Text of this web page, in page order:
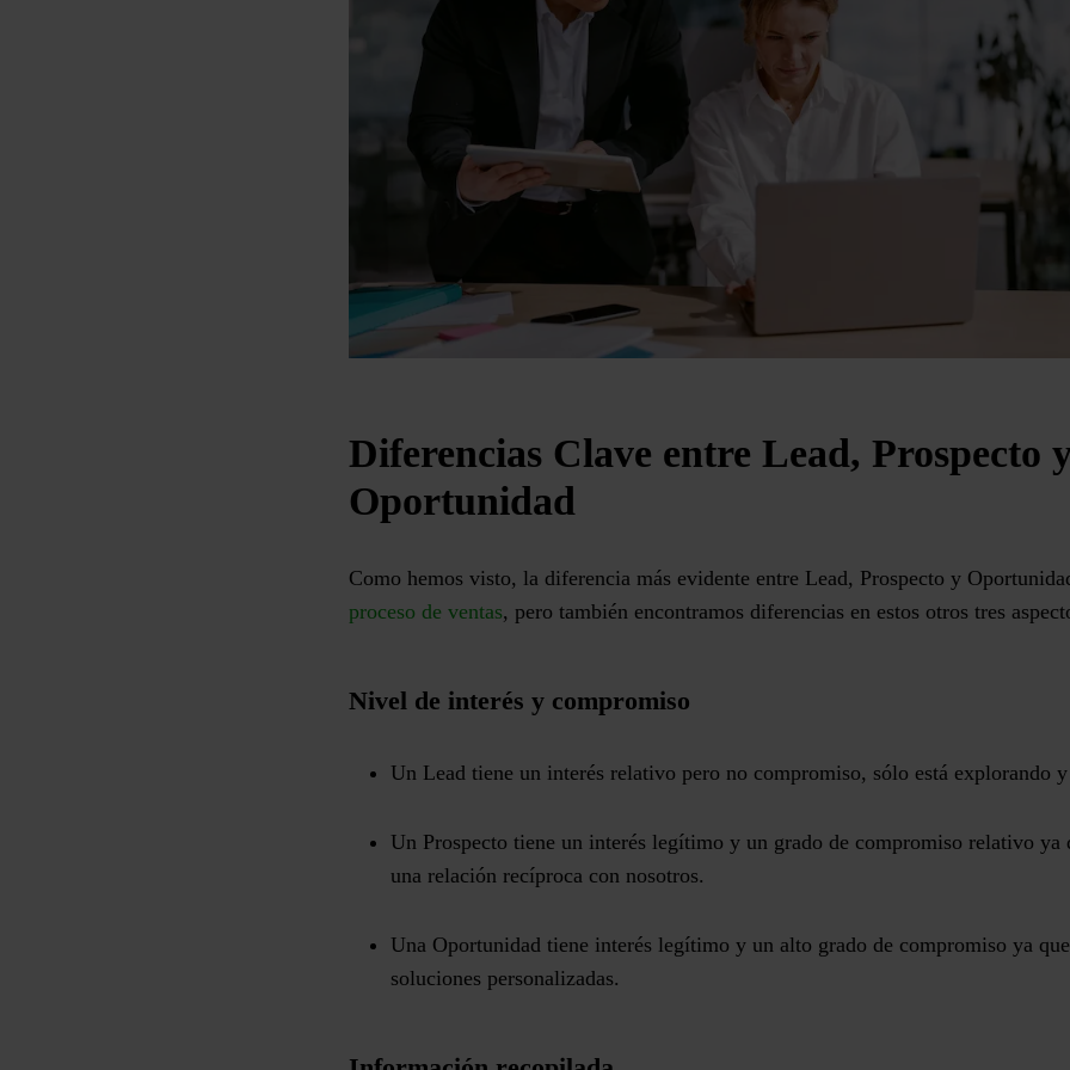
Diferencias Clave entre Lead, Prospecto
Oportunidad
Como hemos visto, la diferencia más evidente entre Lead, Prospecto y
proceso de ventas, pero también encontramos diferencias en estos otros tres
Nivel de interés y compromiso
Un Lead tiene un interés relativo pero no compromiso, sólo está explorando
Un Prospecto tiene un interés legítimo y un grado de compromiso relativo ya
una relación recíproca con nosotros.
Una Oportunidad tiene interés legítimo y un alto grado de compromiso ya
soluciones personalizadas.